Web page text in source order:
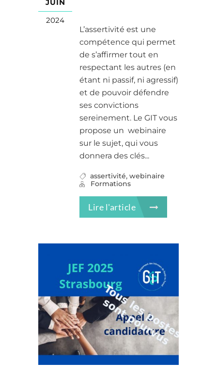
JUIN
2024
L’assertivité est une
compétence qui permet
de s’affirmer tout en
respectant les autres (en
étant ni passif, ni agressif)
et de pouvoir défendre
ses convictions
sereinement. Le GIT vous
propose un webinaire
sur le sujet, qui vous
donnera des clés...
assertivité, webinaire
Formations
Lire l'article